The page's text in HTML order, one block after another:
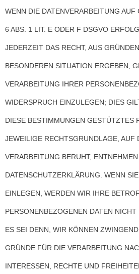
WENN DIE DATENVERARBEITUNG AUF
6 ABS. 1 LIT. E ODER F DSGVO
JEDERZEIT DAS RECHT, AUS
BESONDEREN SITUATION ERGEBEN,
VERARBEITUNG IHRER
WIDERSPRUCH EINZULEGEN; DIES
DIESE BESTIMMUNGEN GESTÜTZTES
JEWEILIGE RECHTSGRUNDLAGE, AUF
VERARBEITUNG BERUHT,
DATENSCHUTZERKLÄRUNG. WENN
EINLEGEN, WERDEN WIR IHRE
PERSONENBEZOGENEN DATEN NICHT
ES SEI DENN, WIR KÖNNEN
GRÜNDE FÜR DIE VERARBEITUNG
INTERESSEN, RECHTE UND